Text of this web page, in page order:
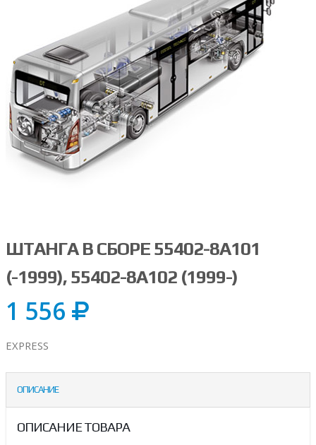
ШТАНГА В СБОРЕ 55402-8A101
(-1999), 55402-8A102 (1999-)
1 556
EXPRESS
ОПИСАНИЕ
ОПИСАНИЕ ТОВАРА